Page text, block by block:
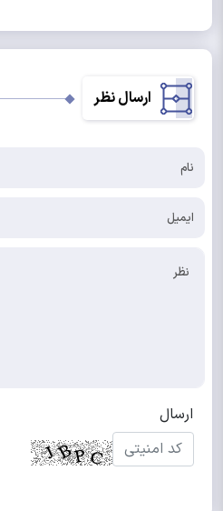
ارسال نظر